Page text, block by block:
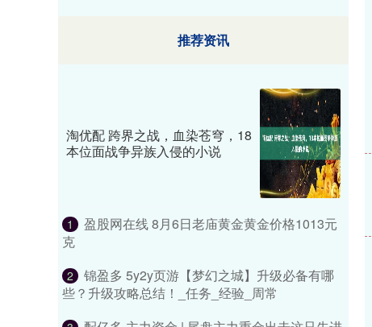
推荐资讯
淘优配 跨界之战，血染苍穹，18
本位面战争异族入侵的小说
1
盈股网在线 8月6日老庙黄金黄金价格1013元
克
2
锦盈多 5y2y页游【梦幻之城】升级必备有哪
些？升级攻略总结！_任务_经验_周常